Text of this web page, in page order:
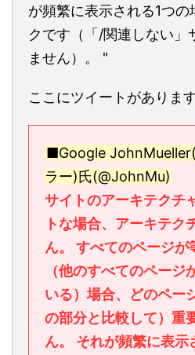
が頻繁に表示される1つ
クです（「/関連しない」
ません）。 "
ここにツイートがあります
■Google
ラー)氏(@JohnMu)
サイトのアーキテクチ
トな場合、アーキテク
ん。 すべてのページが
（他のすべてのページ
いる）場合、どのペー
の部分と比較して）重
ん。 それが頻繁に表示